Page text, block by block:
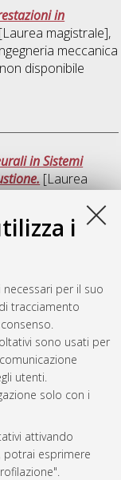
i
per il suo
tracciamento
sono usati per
utenti.
solo con i
attivando
potrai esprimere
in
[Laurea magistrale],
meccanica
disponibile
in Sistemi
[Laurea
Studio in
, Documento full-
di
di Studio in
full-text
6 23:44:48 2026
CEST